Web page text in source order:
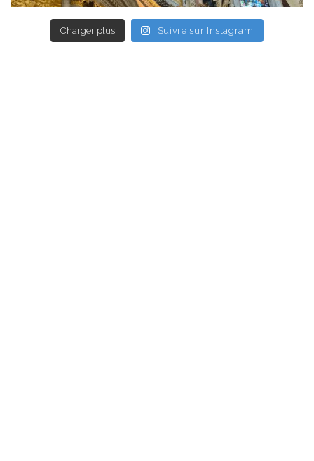
Charger plus Suivre sur Instagram